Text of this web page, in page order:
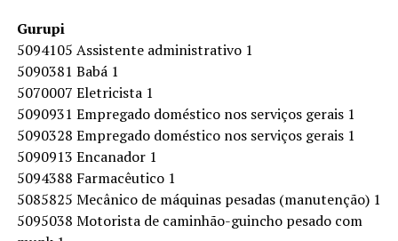
Gurupi
5094105 Assistente administrativo 1
5090381 Babá 1
5070007 Eletricista 1
5090931 Empregado doméstico nos serviços gerais 1
5090328 Empregado doméstico nos serviços gerais 1
5090913 Encanador 1
5094388 Farmacêutico 1
5085825 Mecânico de máquinas pesadas (manutenção) 1
5095038 Motorista de caminhão-guincho pesado com